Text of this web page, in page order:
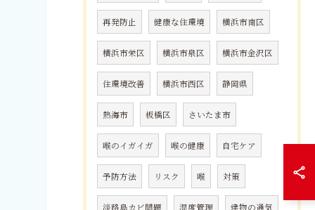
再発防止 健康な住環境 横浜市南区
横浜市栄区 横浜市泉区 横浜市金沢区
住環境改善 横浜市西区 静岡県
熱海市 板橋区 さいたま市
喉のイガイガ 喉の健康 自宅ケア
予防方法 リスク 喉 対策
淡路島カビ問題 湿度管理 建物の通気